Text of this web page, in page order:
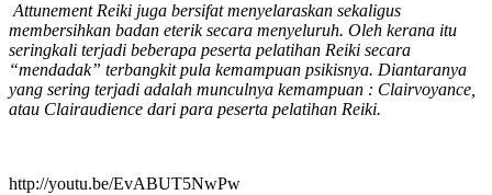
Attunement Reiki juga bersifat menyelaraskan sekaligus
membersihkan badan eterik secara menyeluruh. Oleh kerana itu
seringkali terjadi beberapa peserta pelatihan Reiki secara
“mendadak” terbangkit pula kemampuan psikisnya. Diantaranya
yang sering terjadi adalah munculnya kemampuan : Clairvoyance,
atau Clairaudience dari para peserta pelatihan Reiki.
http://youtu.be/EvABUT5NwPw